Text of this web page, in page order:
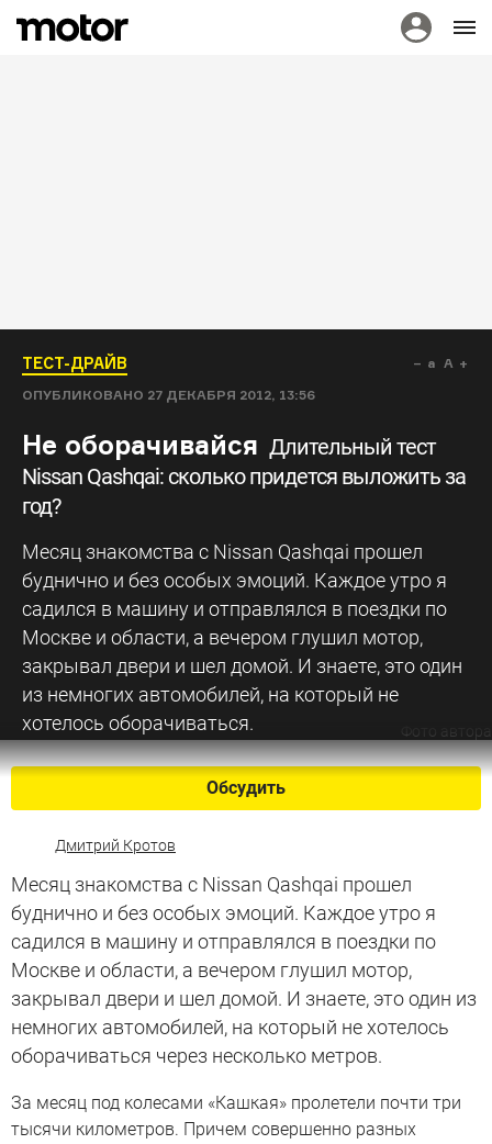
ТЕСТ-ДРАЙВ
ОПУБЛИКОВАНО 27 ДЕКАБРЯ 2012, 13:56
a A
Не оборачивайся Длительный тест
Nissan Qashqai: сколько придется выложить за
год?
Месяц знакомства с Nissan Qashqai прошел
буднично и без особых эмоций. Каждое утро я
садился в машину и отправлялся в поездки по
Москве и области, а вечером глушил мотор,
закрывал двери и шел домой. И знаете, это один
из немногих автомобилей, на который не
хотелось оборачиваться.
Фото автора
Обсудить
Дмитрий Кротов
Месяц знакомства с Nissan Qashqai прошел
буднично и без особых эмоций. Каждое утро я
садился в машину и отправлялся в поездки по
Москве и области, а вечером глушил мотор,
закрывал двери и шел домой. И знаете, это один из
немногих автомобилей, на который не хотелось
оборачиваться через несколько метров.
За месяц под колесами «Кашкая» пролетели почти три
тысячи километров. Причем совершенно разных